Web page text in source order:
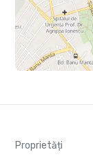
Proprietăți